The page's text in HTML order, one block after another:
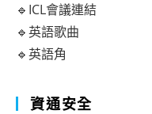
🔹ICL會議連結
🔹英語歌曲
🔹英語角
資通安全